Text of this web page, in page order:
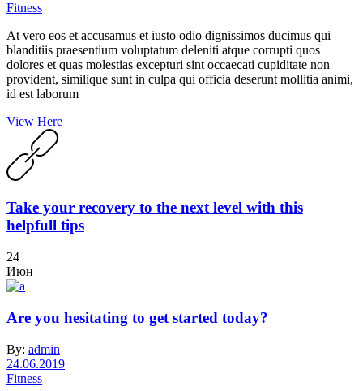
Fitness
At vero eos et accusamus et iusto odio dignissimos ducimus qui
blanditiis praesentium voluptatum deleniti atque corrupti quos
dolores et quas molestias excepturi sint occaecati cupiditate non
provident, similique sunt in culpa qui officia deserunt mollitia animi,
id est laborum
View Here
Take your recovery to the next level with this
helpfull tips
24
Июн
Are you hesitating to get started today?
By: admin
24.06.2019
Fitness